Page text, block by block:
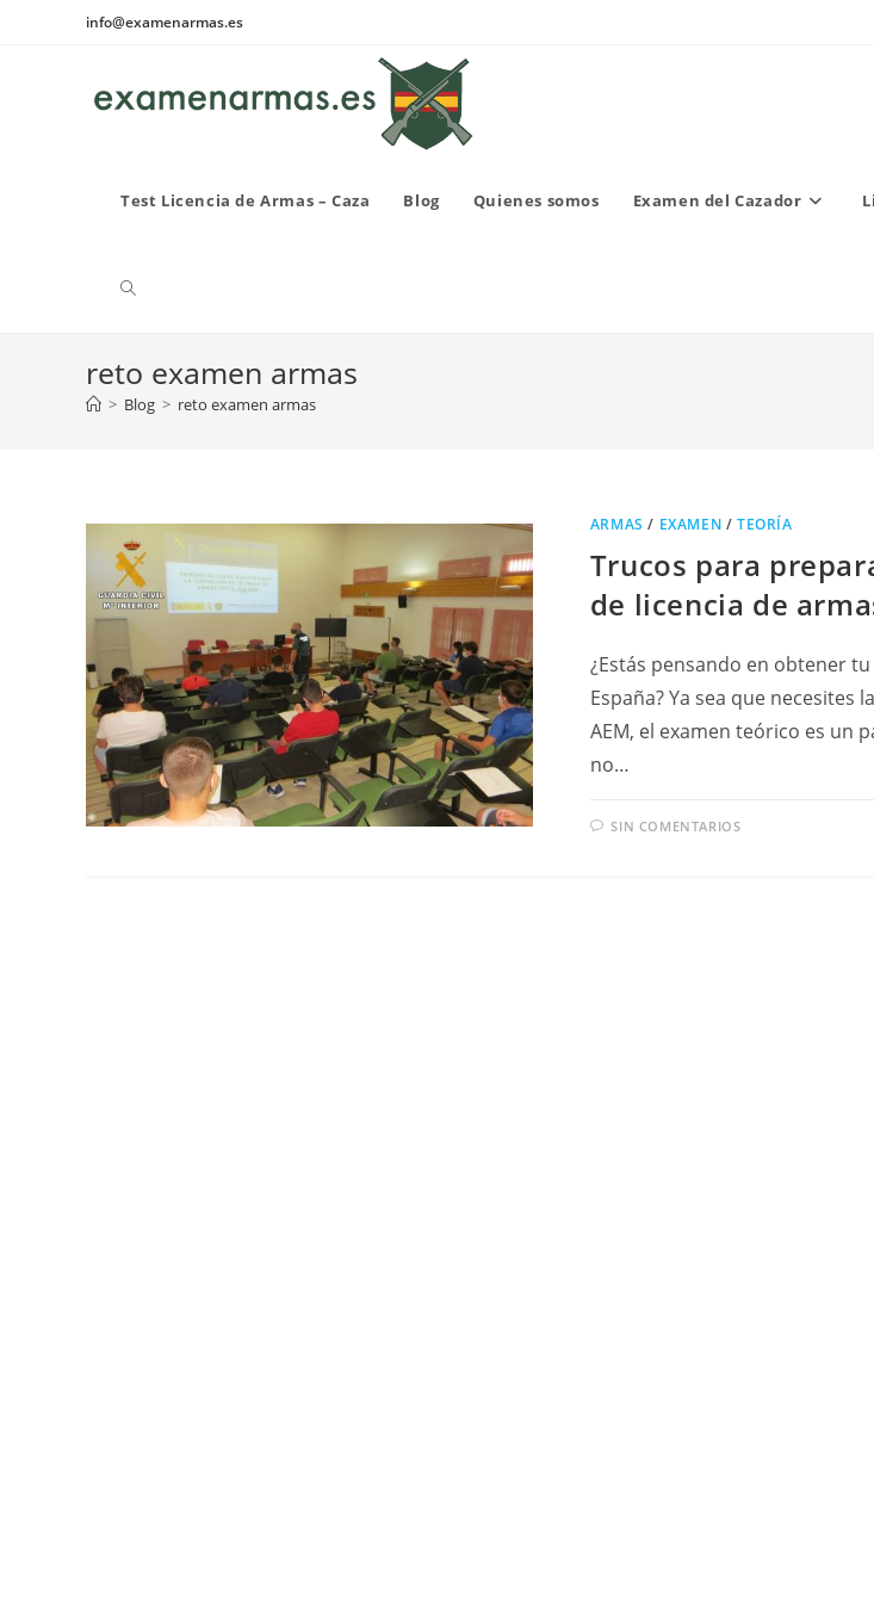
info@examenarmas.es
Test Licencia de Armas – Caza Blog Quienes somos Examen del Cazador
Alternar
búsqueda
la
reto examen armas
> Blog > reto examen armas
ARMAS / EXAMEN /TEORÍA
Trucos para
de licencia de
¿Estás pensando en obtener
España? Ya sea que necesites
AEM, el examen teórico es un
no…
SIN COMENTARIOS